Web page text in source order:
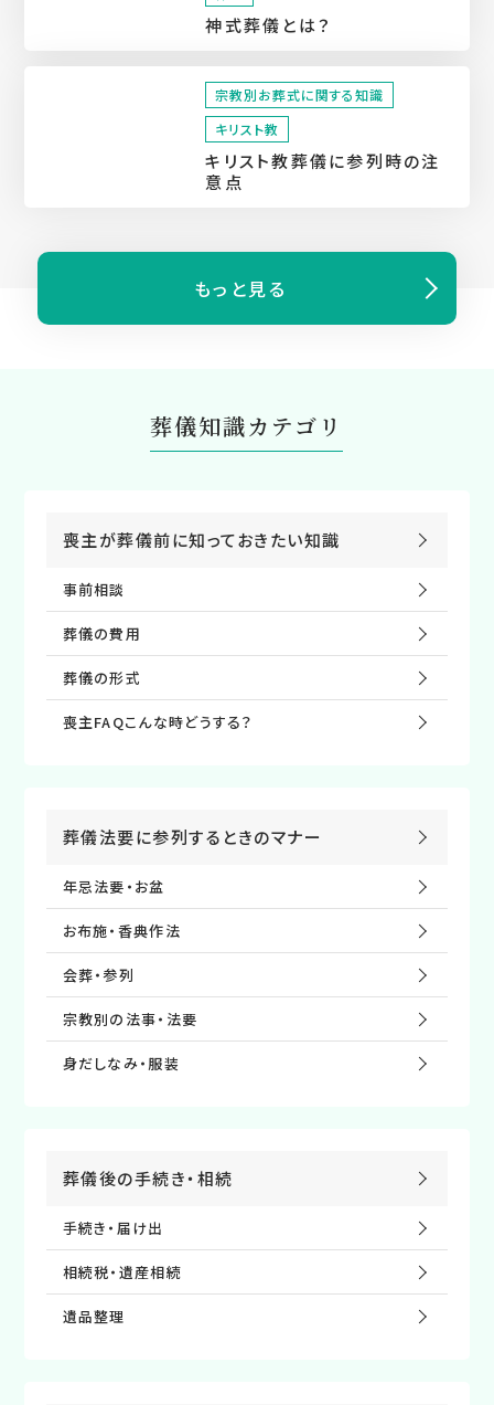
神式葬儀とは？
宗教別お葬式に関する知識
キリスト教
キリスト教葬儀に参列時の注
意点
もっと⾒る
葬儀知識カテゴリ
喪主が葬儀前に知っておきたい知識
事前相談
葬儀の費⽤
葬儀の形式
喪主FAQこんな時どうする？
葬儀法要に参列するときのマナー
年忌法要・お盆
お布施・⾹典作法
会葬・参列
宗教別の法事・法要
⾝だしなみ・服装
葬儀後の⼿続き・相続
手続き・届け出
相続税・遺産相続
遺品整理